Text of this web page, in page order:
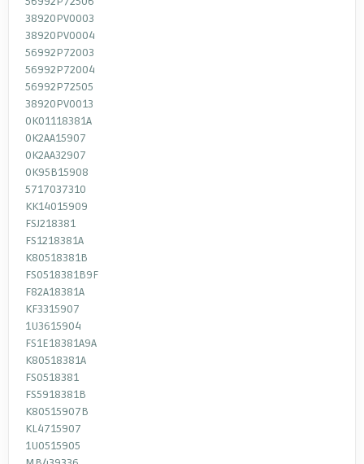
38920PV0003
38920PV0004
56992P72003
56992P72004
56992P72505
38920PV0013
0K01118381A
0K2AA15907
0K2AA32907
0K95B15908
5717037310
KK14015909
FSJ218381
FS1218381A
K80518381B
FS0518381B9F
F82A18381A
KF3315907
1U3615904
FS1E18381A9A
K80518381A
FS0518381
FS5918381B
K80515907B
KL4715907
1U0515905